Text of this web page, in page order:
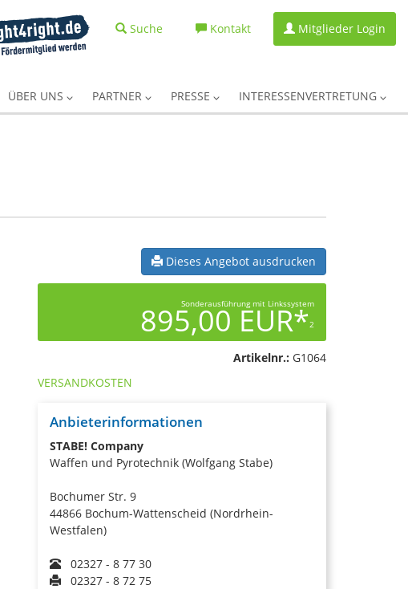
Suche Kontakt Mitglieder Login
ÜBER UNS PARTNER PRESSE INTERESSENVERTRETUNG
Dieses Angebot ausdrucken
Sonderausführung mit Linkssystem
895,00 EUR*2
Artikelnr.: G1064
VERSANDKOSTEN
Anbieterinformationen
STABE! Company
Waffen und Pyrotechnik (Wolfgang Stabe)
Bochumer Str. 9
44866 Bochum-Wattenscheid (Nordrhein-
Westfalen)
02327 - 8 77 30
02327 - 8 72 75